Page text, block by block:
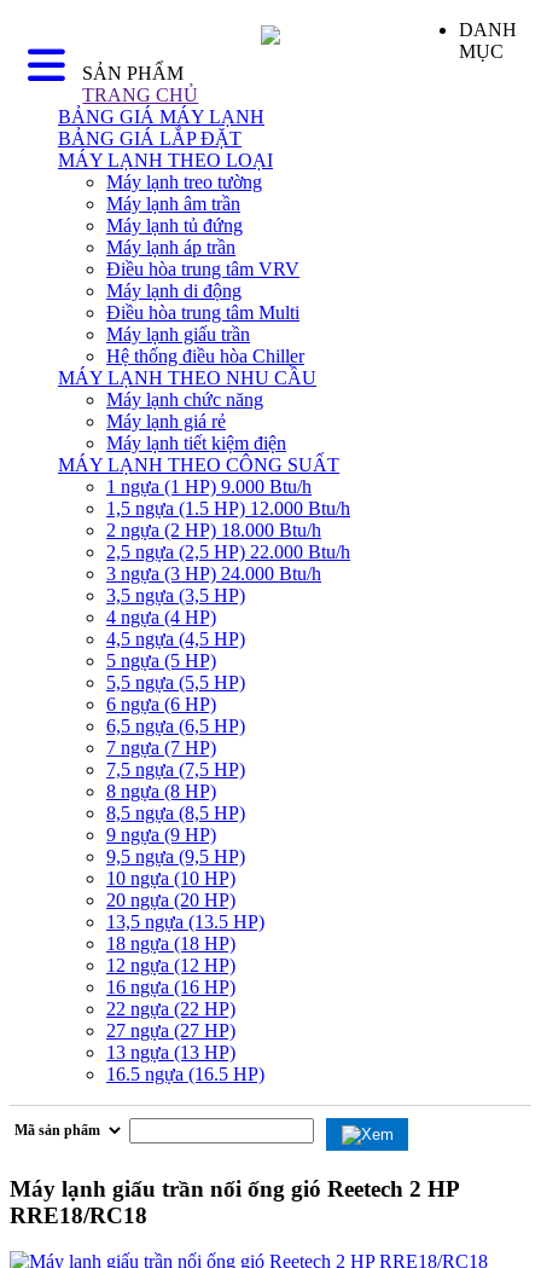
DANH
MỤC
SẢN PHẨM
TRANG CHỦ
BẢNG GIÁ MÁY LẠNH
BẢNG GIÁ LẮP ĐẶT
MÁY LẠNH THEO LOẠI
Máy lạnh treo tường
Máy lạnh âm trần
Máy lạnh tủ đứng
Máy lạnh áp trần
Điều hòa trung tâm VRV
Máy lạnh di động
Điều hòa trung tâm Multi
Máy lạnh giấu trần
Hệ thống điều hòa Chiller
MÁY LẠNH THEO NHU CẦU
Máy lạnh chức năng
Máy lạnh giá rẻ
Máy lạnh tiết kiệm điện
MÁY LẠNH THEO CÔNG SUẤT
1 ngựa (1 HP) 9.000 Btu/h
1,5 ngựa (1.5 HP) 12.000 Btu/h
2 ngựa (2 HP) 18.000 Btu/h
2,5 ngựa (2,5 HP) 22.000 Btu/h
3 ngựa (3 HP) 24.000 Btu/h
3,5 ngựa (3,5 HP)
4 ngựa (4 HP)
4,5 ngựa (4,5 HP)
5 ngựa (5 HP)
5,5 ngựa (5,5 HP)
6 ngựa (6 HP)
6,5 ngựa (6,5 HP)
7 ngựa (7 HP)
7,5 ngựa (7,5 HP)
8 ngựa (8 HP)
8,5 ngựa (8,5 HP)
9 ngựa (9 HP)
9,5 ngựa (9,5 HP)
10 ngựa (10 HP)
20 ngựa (20 HP)
13,5 ngựa (13.5 HP)
18 ngựa (18 HP)
12 ngựa (12 HP)
16 ngựa (16 HP)
22 ngựa (22 HP)
27 ngựa (27 HP)
13 ngựa (13 HP)
16.5 ngựa (16.5 HP)
Máy lạnh giấu trần nối ống gió Reetech 2 HP
RRE18/RC18